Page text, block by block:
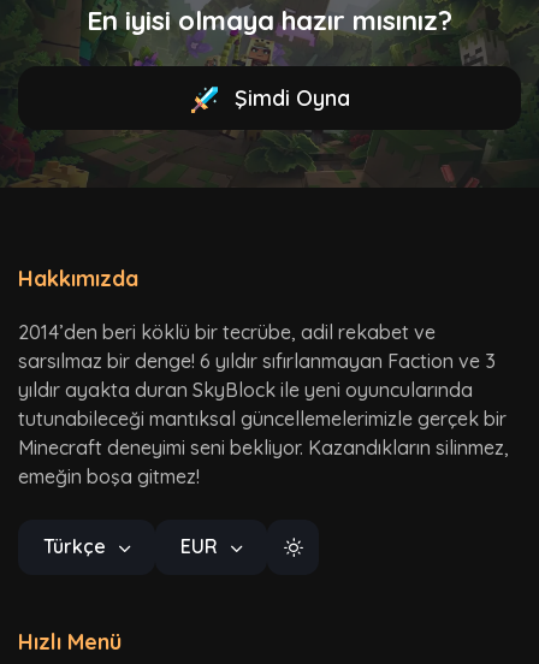
En iyisi olmaya hazır mısınız?
Şimdi Oyna
Hakkımızda
2014’den beri köklü bir tecrübe, adil rekabet ve
sarsılmaz bir denge! 6 yıldır sıfırlanmayan Faction ve 3
yıldır ayakta duran SkyBlock ile yeni oyuncularında
tutunabileceği mantıksal güncellemelerimizle gerçek bir
Minecraft deneyimi seni bekliyor. Kazandıkların silinmez,
emeğin boşa gitmez!
Türkçe EUR
Hızlı Menü